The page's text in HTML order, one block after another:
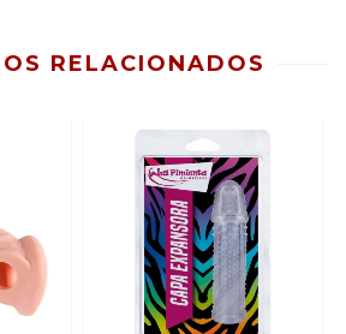
RELACIONADOS